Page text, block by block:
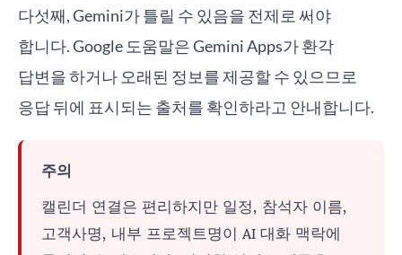
다섯째, Gemini가 틀릴 수 있음을 전제로 써야
합니다. Google 도움말은 Gemini Apps가 환각
답변을 하거나 오래된 정보를 제공할 수 있으므로
응답 뒤에 표시되는 출처를 확인하라고 안내합니다.
주의
캘린더 연결은 편리하지만 일정, 참석자 이름,
고객사명, 내부 프로젝트명이 AI 대화 맥락에